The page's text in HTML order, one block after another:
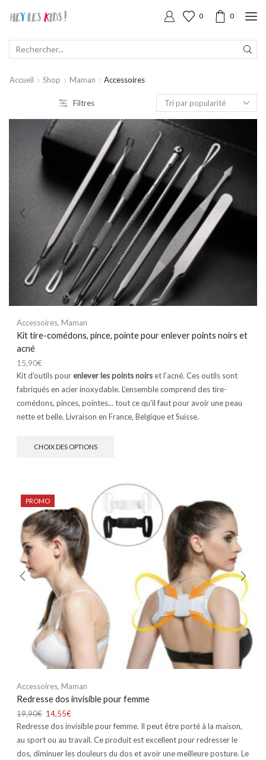
0 0
Accueil Shop Maman Accessoires
Filtres
Accessoires, Maman
Kit tire-comédons, pince, pointe pour enlever points noirs et
acné
15,90€
Kit d'outils pour enlever les points noirset l'acné. Ces outils sont
fabriqués en acier inoxydable. L'ensemble comprend des tire-
comédons, pinces, pointes... tout ce qu'il faut pour avoir une peau
nette et belle. Livraison en France, Belgique et Suisse.
CHOIX DES OPTIONS
PROMO
Accessoires, Maman
Redresse dos invisible pour femme
19,90€ 14,55€
Redresse dos invisible pour femme. Il peut être porté à la maison,
au sport ou au travail. Ce produit est excellent pour redresser le
dos, diminuer les douleurs du dos et avoir une meilleure posture. Le